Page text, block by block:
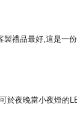
品最好,這是一份
於夜晚當小夜燈的